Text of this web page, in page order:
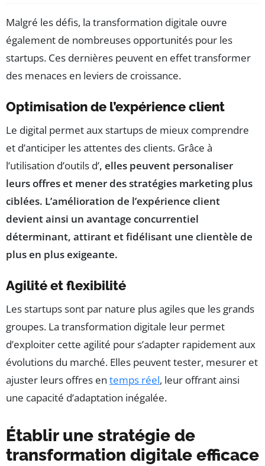
Malgré les défis, la transformation digitale ouvre
également de nombreuses opportunités pour les
startups. Ces dernières peuvent en effet transformer
des menaces en leviers de croissance.
Optimisation de l’expérience client
Le digital permet aux startups de mieux comprendre
et d’anticiper les attentes des clients. Grâce à
l’utilisation d’outils d’, elles peuvent personaliser
leurs offres et mener des stratégies marketing plus
ciblées. L’amélioration de l’expérience client
devient ainsi un avantage concurrentiel
déterminant, attirant et fidélisant une clientèle de
plus en plus exigeante.
Agilité et flexibilité
Les startups sont par nature plus agiles que les grands
groupes. La transformation digitale leur permet
d’exploiter cette agilité pour s’adapter rapidement aux
évolutions du marché. Elles peuvent tester, mesurer et
ajuster leurs offres en temps réel, leur offrant ainsi
une capacité d’adaptation inégalée.
Établir une stratégie de
transformation digitale efficace